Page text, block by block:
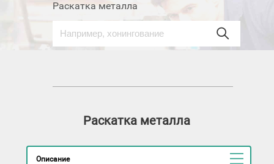
Раскатка металла
Раскатка металла
Описание